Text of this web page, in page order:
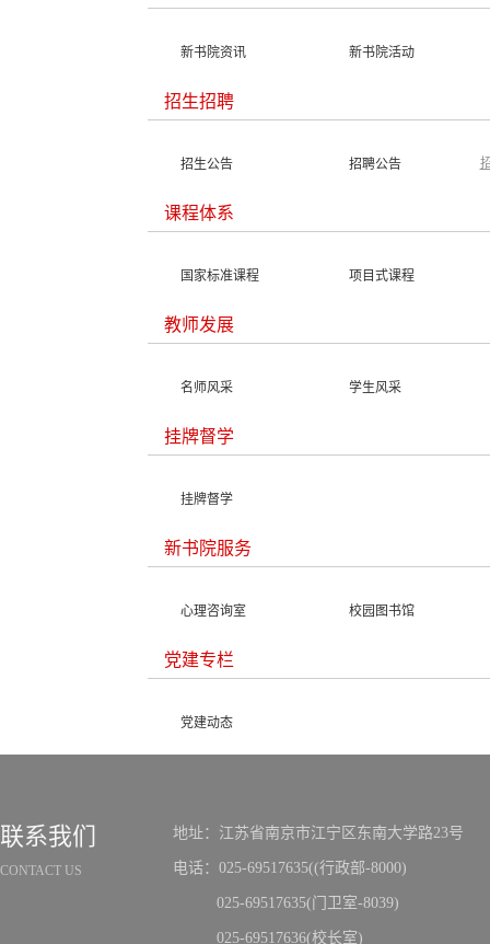
新书院资讯 新书院活动
招生招聘
招生公告 招聘公告
课程体系
国家标准课程 项目式课程
教师发展
名师风采 学生风采
挂牌督学
挂牌督学
新书院服务
心理咨询室 校园图书馆
党建专栏
党建动态
联系我们
CONTACT US
地址：江苏省南京市江宁区东南大学路23号
电话：025-69517635((行政部-8000)
025-69517635(门卫室-8039)
025-69517636(校长室)